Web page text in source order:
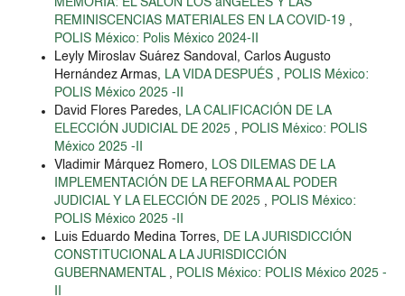
MEMORIA: EL SALÓN LOS áNGELES Y LAS
REMINISCENCIAS MATERIALES EN LA COVID-19 ,
POLIS México: Polis México 2024-II
Leyly Miroslav Suárez Sandoval, Carlos Augusto
Hernández Armas, LA VIDA DESPUÉS , POLIS México:
POLIS México 2025 -II
David Flores Paredes, LA CALIFICACIÓN DE LA
ELECCIÓN JUDICIAL DE 2025 , POLIS México: POLIS
México 2025 -II
Vladimir Márquez Romero, LOS DILEMAS DE LA
IMPLEMENTACIÓN DE LA REFORMA AL PODER
JUDICIAL Y LA ELECCIÓN DE 2025 , POLIS México:
POLIS México 2025 -II
Luis Eduardo Medina Torres, DE LA JURISDICCIÓN
CONSTITUCIONAL A LA JURISDICCIÓN
GUBERNAMENTAL , POLIS México: POLIS México 2025 -